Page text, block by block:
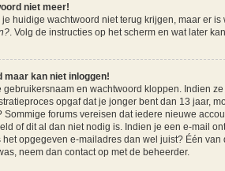
niet meer!
huidige wachtwoord niet terug krijgen, maar er
. Volg de instructies op het scherm en wat later
maar kan niet inloggen!
gebruikersnaam en wachtwoord kloppen. Indien
opgaf dat je jonger bent dan 13 jaar,
Sommige forums vereisen dat iedere nieuwe
of dit al dan niet nodig is. Indien je een e-mail
opgegeven e-mailadres dan wel juist? Één
neem dan contact op met de beheerder.